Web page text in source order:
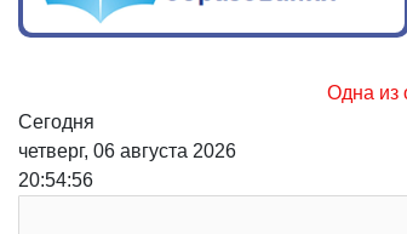
Одна из основных причин
Сегодня
четверг, 06 августа 2026
20:54:57